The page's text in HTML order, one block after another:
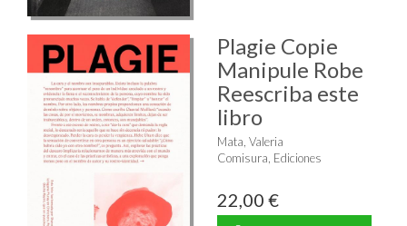
Plagie Copie
Manipule Robe
Reescriba este
libro
Mata, Valeria
Comisura, Ediciones
22,00 €